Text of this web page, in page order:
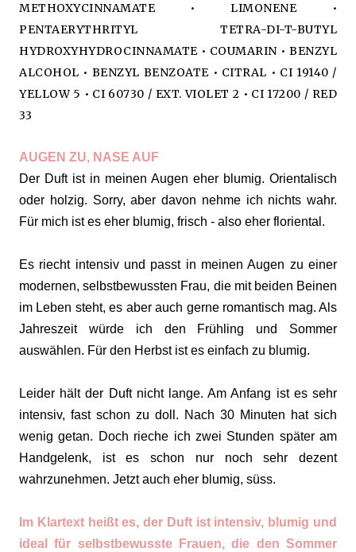
METHOXYCINNAMATE • LIMONENE •
PENTAERYTHRITYL TETRA-DI-T-BUTYL
HYDROXYHYDROCINNAMATE • COUMARIN • BENZYL
ALCOHOL • BENZYL BENZOATE • CITRAL • CI 19140 /
YELLOW 5 • CI 60730 / EXT. VIOLET 2 • CI 17200 / RED
33
AUGEN ZU, NASE AUF
Der Duft ist in meinen Augen eher blumig. Orientalisch
oder holzig. Sorry, aber davon nehme ich nichts wahr.
Für mich ist es eher blumig, frisch - also eher floriental.
Es riecht intensiv und passt in meinen Augen zu einer
modernen, selbstbewussten Frau, die mit beiden Beinen
im Leben steht, es aber auch gerne romantisch mag. Als
Jahreszeit würde ich den Frühling und Sommer
auswählen. Für den Herbst ist es einfach zu blumig.
Leider hält der Duft nicht lange. Am Anfang ist es sehr
intensiv, fast schon zu doll. Nach 30 Minuten hat sich
wenig getan. Doch rieche ich zwei Stunden später am
Handgelenk, ist es schon nur noch sehr dezent
wahrzunehmen. Jetzt auch eher blumig, süss.
Im Klartext heißt es, der Duft ist intensiv, blumig und
ideal für selbstbewusste Frauen, die den Sommer